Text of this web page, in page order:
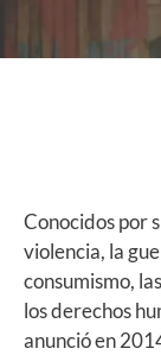
Conocidos por
violencia, la
consumismo,
los derechos
anunció en